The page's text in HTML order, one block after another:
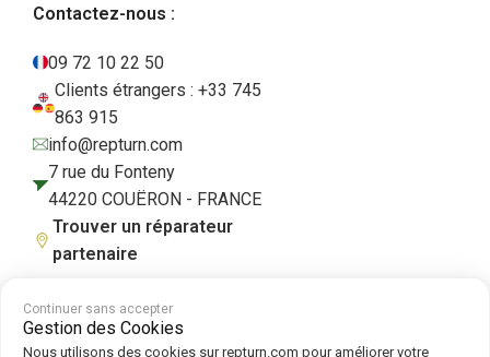
Contactez-nous :
09 72 10 22 50
Clients étrangers : +33 745
863 915
info@repturn.com
7 rue du Fonteny
44220 COUËRON - FRANCE
Trouver un réparateur
partenaire
CGV| Mentions légales Politique de confidentialité |Cookies
Continuer sans accepter
Gestion des Cookies
Nous utilisons des cookies sur repturn.com pour améliorer votre